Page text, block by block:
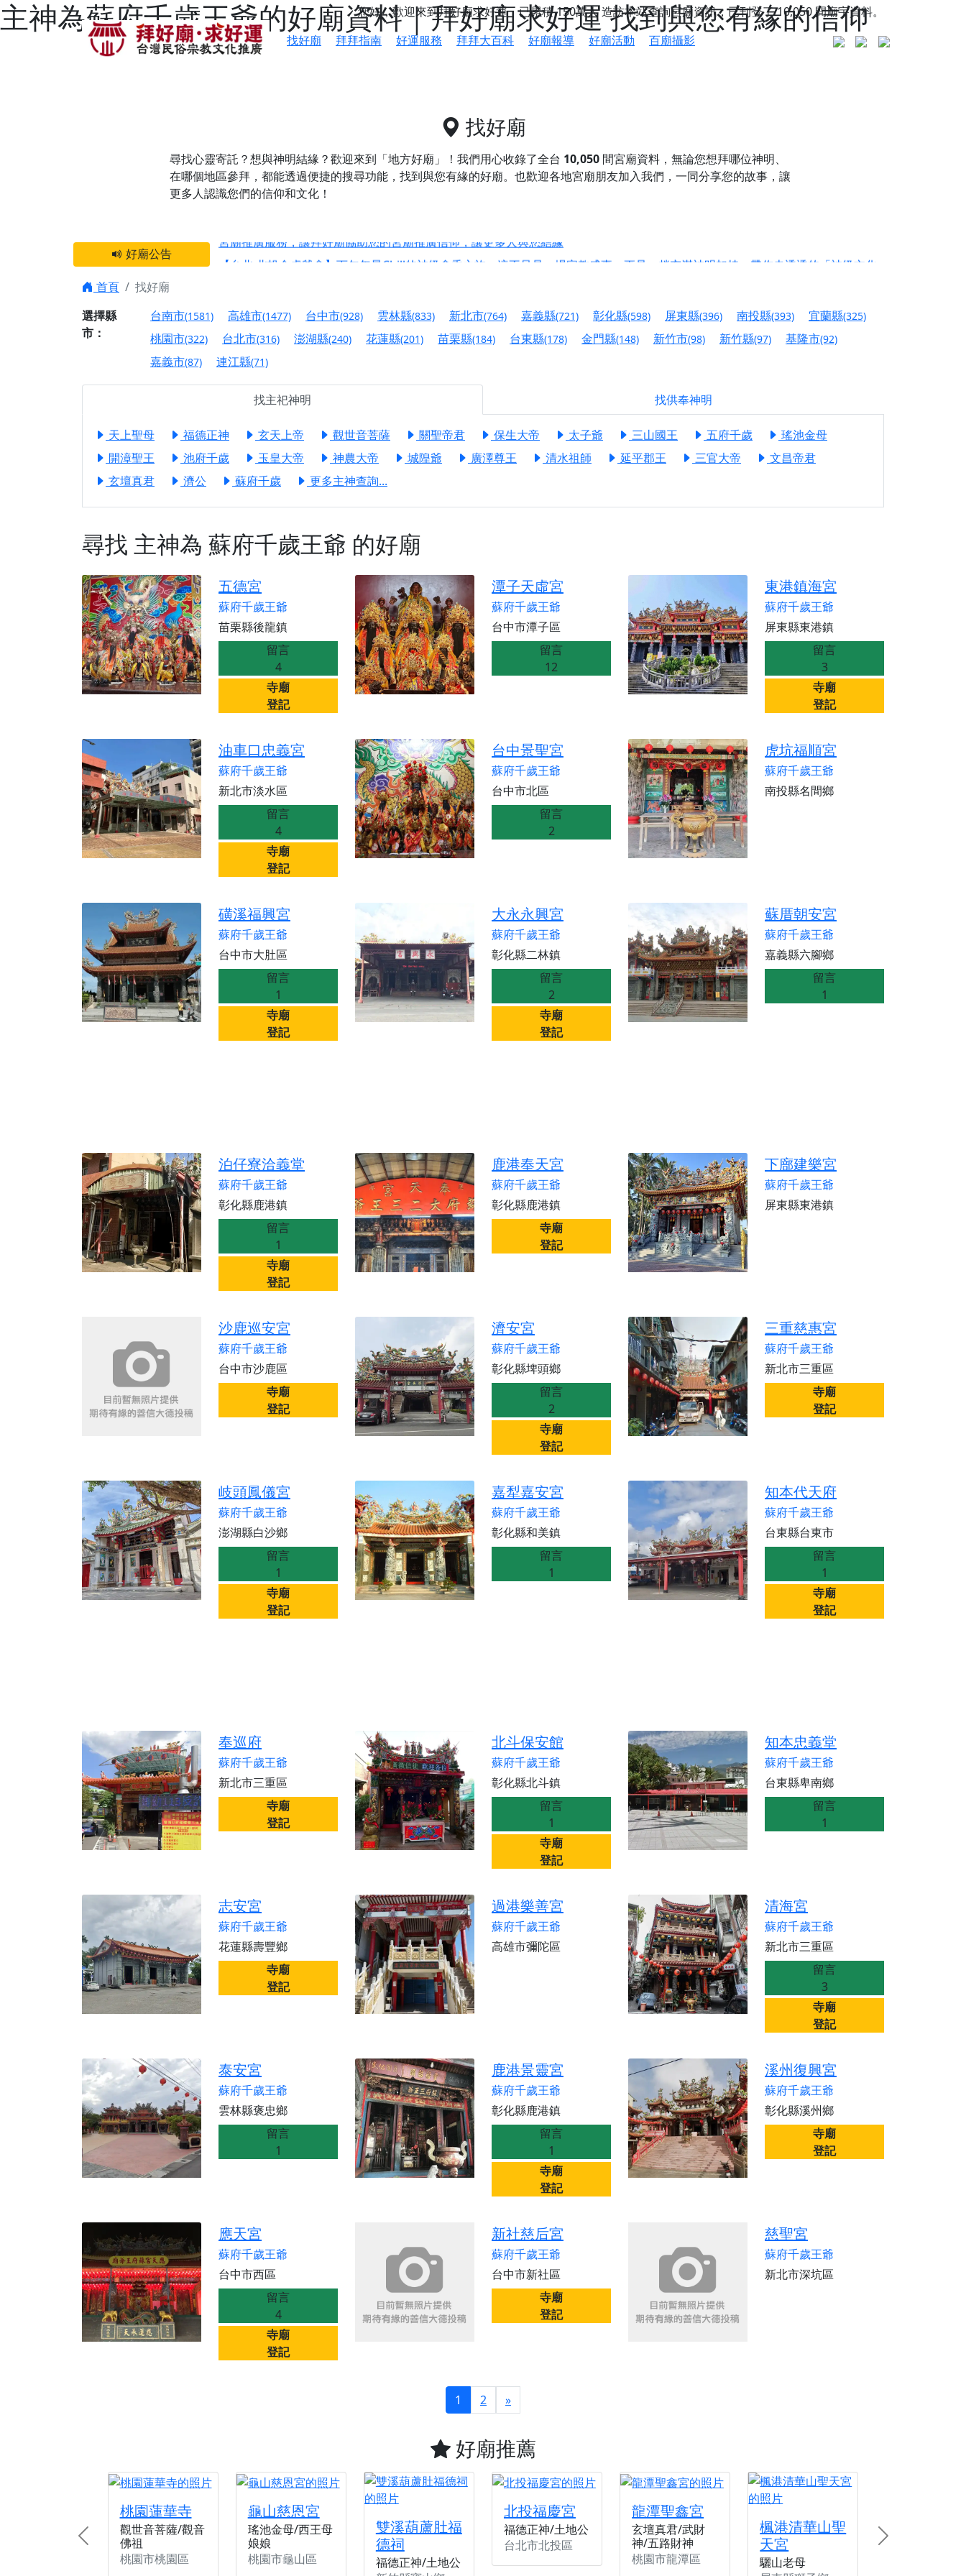
主神為蘇府千歲王爺的好廟資料｜拜好廟求好運 找到與您有緣的信仰
您好，歡迎來到拜好廟求好運，已累積150萬人造訪本站查詢宮廟資訊，已刊登了10,050間廟宇資料。
找好廟
拜拜指南 好運服務 拜拜大百科 好廟報導 好廟活動 百廟攝影
找好廟
尋找心靈寄託？想與神明結緣？歡迎來到「地方好廟」！我們用心收錄了全台 10,050 間宮廟資料，無論您想拜哪位神明、
在哪個地區參拜，都能透過便捷的搜尋功能，找到與您有緣的好廟。 也歡迎各地宮廟朋友加入我們，一同分享您的故事，讓
更多人認識您們的信仰和文化！
好廟公告
【屏東縣獅子鄉 楓港清華山聖天宮】驪山母娘聖誕暨中元普渡大法會，誠邀十方善信大德，一同回到母娘慈悲座前，祈福納祥、慎
終追遠、廣植福田
【桃園市 桃園蓮華寺】盂蘭盆中元報恩法會，這場法會不只是超薦與普渡，更是一份對祖先的感恩、對親人的思念，也是為家人祈
【桃園龜山 慈恩宮】丙午年梁皇寶懺法會，一念虔誠禮寶懺，一分懺悔植福田，誠邀十方善信大德共同參與。
下善緣。
【桃園慈善宮(天公廟)】中元普渡交給專業的來，省時省力又積福！「玉皇大帝 大天尊」 親自坐鎮主法！幫你累積的功德福報自然
是「超級加倍」！
【桃園龜山 慈恩宮】丙午年慶讚中元普渡法會，正是讓我們用善念與功德，迴向冥陽兩利、闔家平安的殊勝因緣。
【台北北投金虎爺會】父親節陪爸爸一起闖關趣，邀請大小朋友一起留下珍貴的家庭回憶
【新北八里 紫德宮】父親節奉茶感恩活動，一杯茶，一份心意；一句感謝，一生難忘。
【桃園新屋 深圳玄天宮】農曆七月擴大犒軍科儀，吉祥月不只有普渡祈福，也有一份感謝守護的虔誠心意
【桃園新屋 深圳玄天宮】七娘媽聖誕祝壽慶典，誠摯邀請十方善信大德攜家帶眷前來參香，共同向七娘媽祝壽祈福
【桃園慈善宮(天公廟)】虎爺元帥 開光大典，祈求虎爺神威護持，庇佑闔家平安、財運亨通、事業順遂、百邪退散。
歡迎友廟長官、小編加入我們LINE官方帳號，讓我們協助您的廟宇推廣。
首頁
找好廟
選擇縣
市：
台南市(1581) 高雄市(1477) 台中市(928) 雲林縣(833) 新北市(764) 嘉義縣(721) 彰化縣(598) 屏東縣(396) 南投縣(393) 宜蘭縣(325)
桃園市(322) 台北市(316) 澎湖縣(240) 花蓮縣(201) 苗栗縣(184) 台東縣(178) 金門縣(148) 新竹市(98) 新竹縣(97) 基隆市(92)
嘉義市(87) 連江縣(71)
找主祀神明 找供奉神明
天上聖母 福德正神 玄天上帝 觀世音菩薩 關聖帝君 保生大帝 太子爺 三山國王 五府千歲
瑤池金母
開漳聖王
池府千歲 玉皇大帝 神農大帝 城隍爺 廣澤尊王 清水祖師 延平郡王 三官大帝
文昌帝君
玄壇真君
濟公 蘇府千歲 更多主神查詢...
尋找 主神為 蘇府千歲王爺 的好廟
五德宮
蘇府千歲王爺
苗栗縣後龍鎮
留言
4
寺廟
登記
潭子天虛宮
蘇府千歲王爺
台中市潭子區
留言
12
東港鎮海宮
蘇府千歲王爺
屏東縣東港鎮
留言
3
寺廟
登記
油車口忠義宮
蘇府千歲王爺
新北市淡水區
留言
4
寺廟
登記
台中景聖宮
蘇府千歲王爺
台中市北區
留言
2
虎坑福順宮
蘇府千歲王爺
南投縣名間鄉
磺溪福興宮
蘇府千歲王爺
台中市大肚區
留言
1
寺廟
登記
大永永興宮
蘇府千歲王爺
彰化縣二林鎮
留言
2
寺廟
登記
蘇厝朝安宮
蘇府千歲王爺
嘉義縣六腳鄉
留言
1
泊仔寮洽義堂
蘇府千歲王爺
彰化縣鹿港鎮
留言
1
寺廟
登記
鹿港奉天宮
蘇府千歲王爺
彰化縣鹿港鎮
寺廟
登記
下廍建樂宮
蘇府千歲王爺
屏東縣東港鎮
沙鹿巡安宮
蘇府千歲王爺
台中市沙鹿區
寺廟
登記
濟安宮
蘇府千歲王爺
彰化縣埤頭鄉
留言
2
寺廟
登記
三重慈惠宮
蘇府千歲王爺
新北市三重區
寺廟
登記
岐頭鳳儀宮
蘇府千歲王爺
澎湖縣白沙鄉
留言
1
寺廟
登記
嘉犁嘉安宮
蘇府千歲王爺
彰化縣和美鎮
留言
1
知本代天府
蘇府千歲王爺
台東縣台東市
留言
1
寺廟
登記
奉巡府
蘇府千歲王爺
新北市三重區
寺廟
登記
北斗保安館
蘇府千歲王爺
彰化縣北斗鎮
留言
1
寺廟
登記
知本忠義堂
蘇府千歲王爺
台東縣卑南鄉
留言
1
志安宮
蘇府千歲王爺
花蓮縣壽豐鄉
寺廟
登記
過港樂善宮
蘇府千歲王爺
高雄市彌陀區
清海宮
蘇府千歲王爺
新北市三重區
留言
3
寺廟
登記
泰安宮
蘇府千歲王爺
雲林縣褒忠鄉
留言
1
鹿港景靈宮
蘇府千歲王爺
彰化縣鹿港鎮
留言
1
寺廟
登記
溪州復興宮
蘇府千歲王爺
彰化縣溪州鄉
寺廟
登記
應天宮
蘇府千歲王爺
台中市西區
留言
4
寺廟
登記
新社慈后宮
蘇府千歲王爺
台中市新社區
寺廟
登記
慈聖宮
蘇府千歲王爺
新北市深坑區
1 2 »
好廟推薦
桃園蓮華寺
觀世音菩薩/觀音
佛祖
桃園市桃園區
龜山慈恩宮
瑤池金母/西王母
娘娘
桃園市龜山區
雙溪葫蘆肚福
德祠
福德正神/土地公
北投福慶宮
福德正神/土地公
台北市北投區
龍潭聖鑫宮
玄壇真君/武財
神/五路財神
桃園市龍潭區
楓港清華山聖
天宮
驪山老母
Previous Next